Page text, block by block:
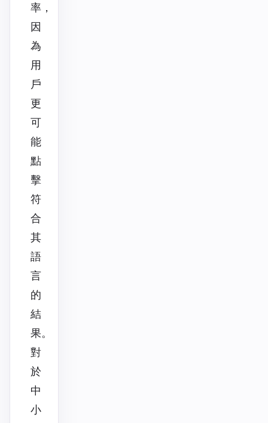
率，
因
為
用
戶
更
可
能
點
擊
符
合
其
語
言
的
結
果。
對
於
中
小